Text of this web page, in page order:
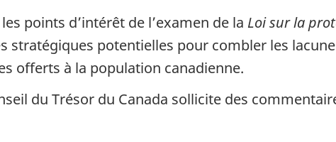
points d’intérêt de l’examen de la Loi sur la
stratégiques potentielles pour combler les
offerts à la population canadienne.
du Trésor du Canada sollicite des